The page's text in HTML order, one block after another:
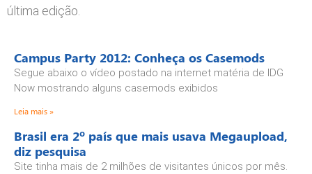
última edição.
Campus Party 2012: Conheça os Casemods
Segue abaixo o vídeo postado na internet matéria de IDG
Now mostrando alguns casemods exibidos
Leia mais »
Brasil era 2º país que mais usava Megaupload,
diz pesquisa
Site tinha mais de 2 milhões de visitantes únicos por mês.